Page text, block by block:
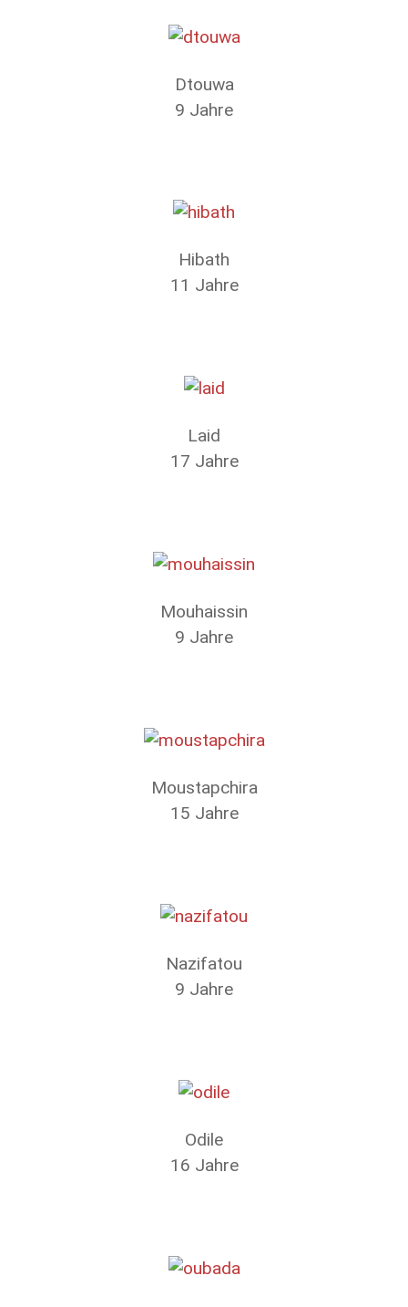
Dtouwa
9 Jahre
Hibath
11 Jahre
Laid
17 Jahre
Mouhaissin
9 Jahre
Moustapchira
15 Jahre
Nazifatou
9 Jahre
Odile
16 Jahre